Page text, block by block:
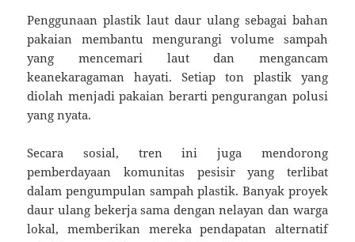
Penggunaan plastik laut daur ulang sebagai bahan
pakaian membantu mengurangi volume sampah
yang mencemari laut dan mengancam
keanekaragaman hayati. Setiap ton plastik yang
diolah menjadi pakaian berarti pengurangan polusi
yang nyata.
Secara sosial, tren ini juga mendorong
pemberdayaan komunitas pesisir yang terlibat
dalam pengumpulan sampah plastik. Banyak proyek
daur ulang bekerja sama dengan nelayan dan warga
lokal, memberikan mereka pendapatan alternatif